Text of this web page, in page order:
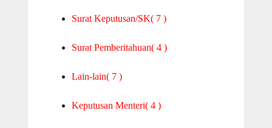
Surat Keputusan/SK( 7 )
Surat Pemberitahuan( 4 )
Lain-lain( 7 )
Keputusan Menteri( 4 )